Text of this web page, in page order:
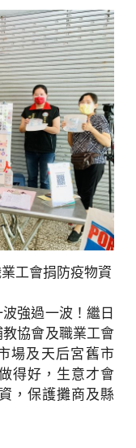
工會捐防疫物資
強過一波！繼日
協會及職業工會
場及天后宮舊市
得好，生意才會
，保護攤商及縣